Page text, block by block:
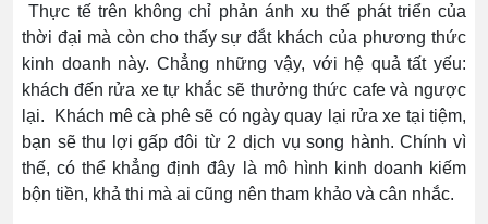
Thực tế trên không chỉ phản ánh xu thế phát triển của
thời đại mà còn cho thấy sự đắt khách của phương thức
kinh doanh này. Chẳng những vậy, với hệ quả tất yếu:
khách đến rửa xe tự khắc sẽ thưởng thức cafe và ngược
lại. Khách mê cà phê sẽ có ngày quay lại rửa xe tại tiệm,
bạn sẽ thu lợi gấp đôi từ 2 dịch vụ song hành. Chính vì
thế, có thể khẳng định đây là mô hình kinh doanh kiếm
bộn tiền, khả thi mà ai cũng nên tham khảo và cân nhắc.